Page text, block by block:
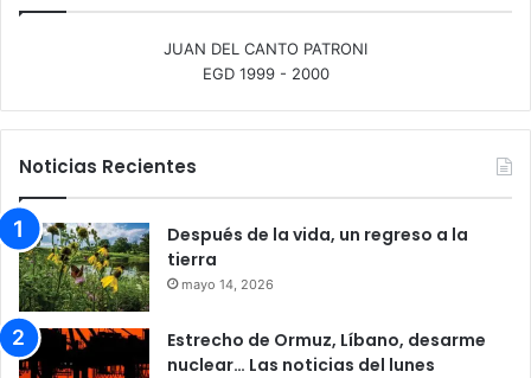
JUAN DEL CANTO PATRONI
EGD 1999 - 2000
Noticias Recientes
Después de la vida, un regreso a la
tierra
mayo 14, 2026
Estrecho de Ormuz, Líbano, desarme
nuclear… Las noticias del lunes